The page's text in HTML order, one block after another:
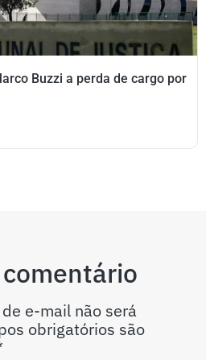
Buzzi a perda de cargo por
e-mail não será
obrigatórios são